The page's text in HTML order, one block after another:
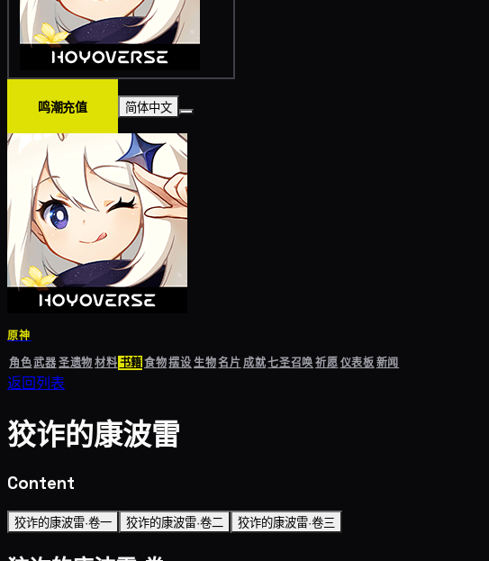
鸣潮充值 简体中文
原神
角色武器圣遗物材料书籍食物摆设生物名片成就七圣召唤祈愿仪表板新闻
返回列表
狡诈的康波雷
Content
狡诈的康波雷·卷一 狡诈的康波雷·卷二 狡诈的康波雷·卷三